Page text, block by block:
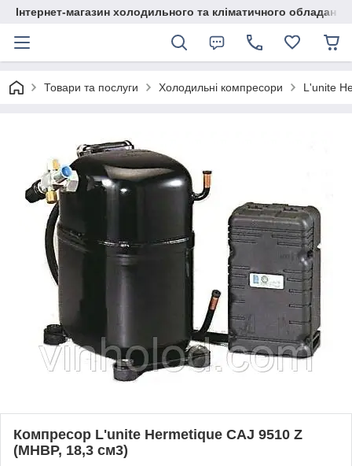
Інтернет-магазин холодильного та кліматичного обладання
Товари та послуги Холодильні компресори L'unite
Компресор L'unite Hermetique САJ 9510 Z
(MHBP, 18,3 см3)